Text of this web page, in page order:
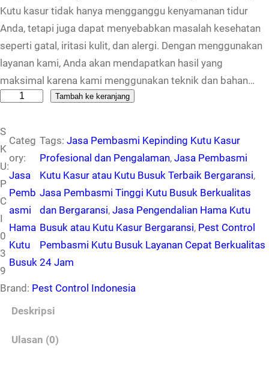
Kutu kasur tidak hanya mengganggu kenyamanan tidur
Anda, tetapi juga dapat menyebabkan masalah kesehatan
seperti gatal, iritasi kulit, dan alergi. Dengan menggunakan
layanan kami, Anda akan mendapatkan hasil yang
maksimal karena kami menggunakan teknik dan bahan…
a
n
t
i
t
a
s
J
a
s
Tambah ke keranjang
S
K
U:
P
C
I
0
3
9
Categ
ory:
Jasa
Pemb
asmi
Hama
Kutu
Busuk
Tags: Jasa Pembasmi Kepinding Kutu Kasur
Profesional dan Pengalaman, Jasa Pembasmi
Kutu Kasur atau Kutu Busuk Terbaik Bergaransi,
Jasa Pembasmi Tinggi Kutu Busuk Berkualitas
dan Bergaransi, Jasa Pengendalian Hama Kutu
Busuk atau Kutu Kasur Bergaransi, Pest Control
Pembasmi Kutu Busuk Layanan Cepat Berkualitas
24 Jam
Brand: Pest Control Indonesia
Deskripsi
Ulasan (0)